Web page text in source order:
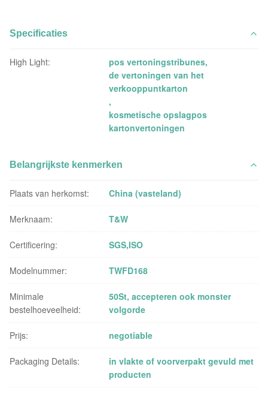
Specificaties
High Light: pos vertoningstribunes,
de vertoningen van het
verkooppuntkarton
,
kosmetische opslagpos
kartonvertoningen
Belangrijkste kenmerken
Plaats van herkomst: China (vasteland)
Merknaam: T&W
Certificering: SGS,ISO
Modelnummer: TWFD168
Minimale
bestelhoeveelheid:
50St, accepteren ook monster
volgorde
Prijs: negotiable
Packaging Details:
in vlakte of voorverpakt gevuld met
producten